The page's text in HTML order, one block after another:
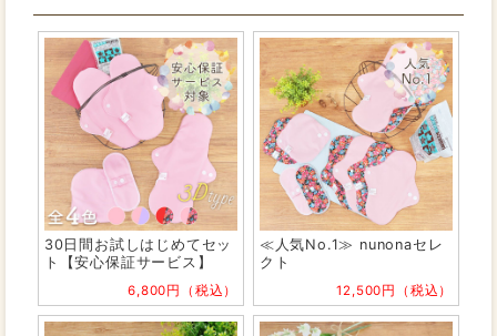
30日間お試しはじめてセッ
ト【安心保証サービス】
6,800円（税込）
≪人気No.1≫ nunonaセレ
クト
12,500円（税込）